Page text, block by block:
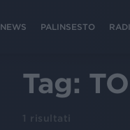
NEWS PALINSESTO
Tag:
1 risultati